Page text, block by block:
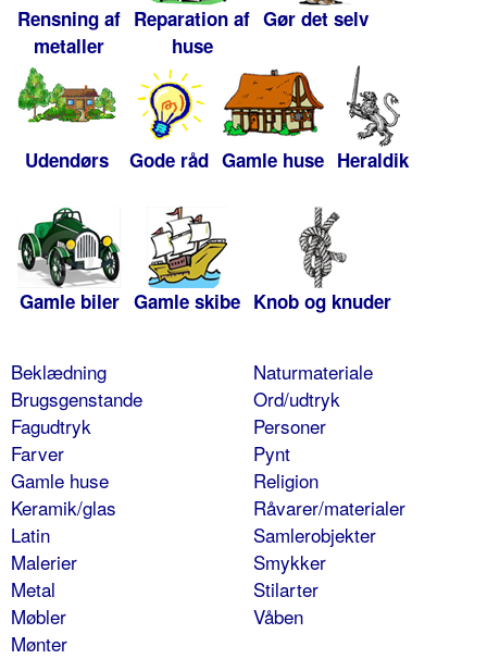
Rensning af
metaller
Reparation af
huse
Gør det selv
Udendørs Gode råd Gamle huse Heraldik
Gamle biler Gamle skibe Knob og knuder
Beklædning
Brugsgenstande
Fagudtryk
Farver
Gamle huse
Keramik/glas
Latin
Malerier
Metal
Møbler
Mønter
Naturmateriale
Ord/udtryk
Personer
Pynt
Religion
Råvarer/materialer
Samlerobjekter
Smykker
Stilarter
Våben